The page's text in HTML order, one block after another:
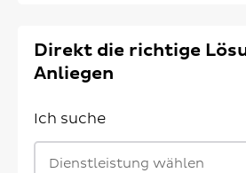
Direkt die richtige
Anliegen
Ich suche
Dienstleistung wählen